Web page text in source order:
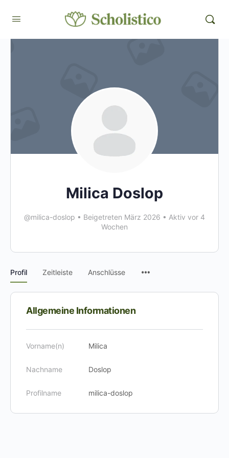
Milica Doslop
@milica-doslop • Beigetreten März 2026 • Aktiv vor 4
Wochen
Profil Zeitleiste Anschlüsse
Allgemeine Informationen
Vorname(n) Milica
Nachname Doslop
Profilname milica-doslop